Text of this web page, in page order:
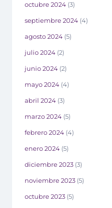
octubre 2024 (3)
septiembre 2024 (4)
agosto 2024 (5)
julio 2024 (2)
junio 2024 (2)
mayo 2024 (4)
abril 2024 (3)
marzo 2024 (5)
febrero 2024 (4)
enero 2024 (5)
diciembre 2023 (3)
noviembre 2023 (5)
octubre 2023 (5)